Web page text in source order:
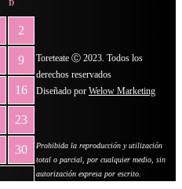
D
2
9
16
23
30
Toreteate Ⓒ 2023. Todos los
derechos reservados
Diseñado por Welow Marketing
Prohibida la reproducción y utilización
total o parcial, por cualquier medio, sin
autorización expresa por escrito.